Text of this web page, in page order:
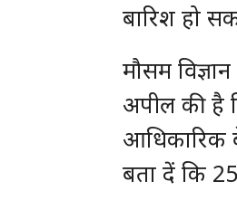
बारिश हो
मौसम
अपील की है
आधिकारिक
बता दें कि